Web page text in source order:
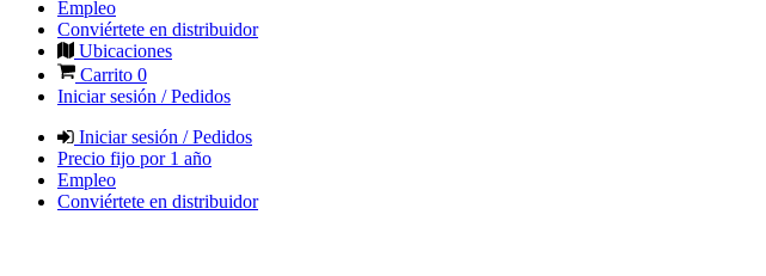
Empleo
Conviértete en distribuidor
Ubicaciones
Carrito 0
Iniciar sesión / Pedidos
Iniciar sesión / Pedidos
Precio fijo por 1 año
Empleo
Conviértete en distribuidor